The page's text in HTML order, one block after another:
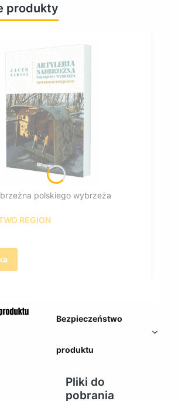
produkty
polskiego wybrzeża
REGION
Bezpieczeństwo
produktu
Pliki do
pobrania